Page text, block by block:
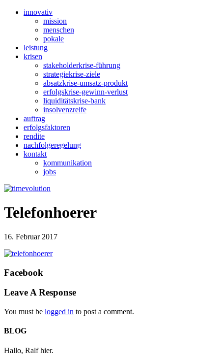
innovativ
mission
menschen
pokale
leistung
krisen
stakeholderkrise-führung
strategiekrise-ziele
absatzkrise-umsatz-produkt
erfolgskrise-gewinn-verlust
liquiditätskrise-bank
insolvenzreife
auftrag
erfolgsfaktoren
rendite
nachfolgeregelung
kontakt
kommunikation
jobs
Telefonhoerer
16. Februar 2017
Facebook
Leave A Response
You must be logged in to post a comment.
BLOG
Hallo, Ralf hier.